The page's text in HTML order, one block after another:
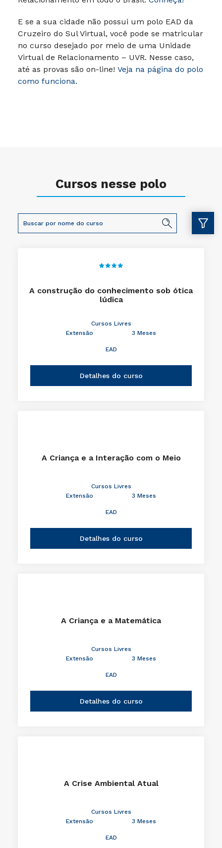
E se a sua cidade não possui um polo EAD da
Cruzeiro do Sul Virtual, você pode se matricular
no curso desejado por meio de uma Unidade
Virtual de Relacionamento – UVR. Nesse caso,
até as provas são on-line! Veja na página do polo
como funciona.
Cursos nesse polo
A construção do conhecimento sob ótica
lúdica
Cursos Livres
Extensão
3 Meses
EAD
Detalhes do curso
A Criança e a Interação com o Meio
Cursos Livres
Extensão
3 Meses
EAD
Detalhes do curso
A Criança e a Matemática
Cursos Livres
Extensão
3 Meses
EAD
Detalhes do curso
A Crise Ambiental Atual
Cursos Livres
Extensão
3 Meses
EAD